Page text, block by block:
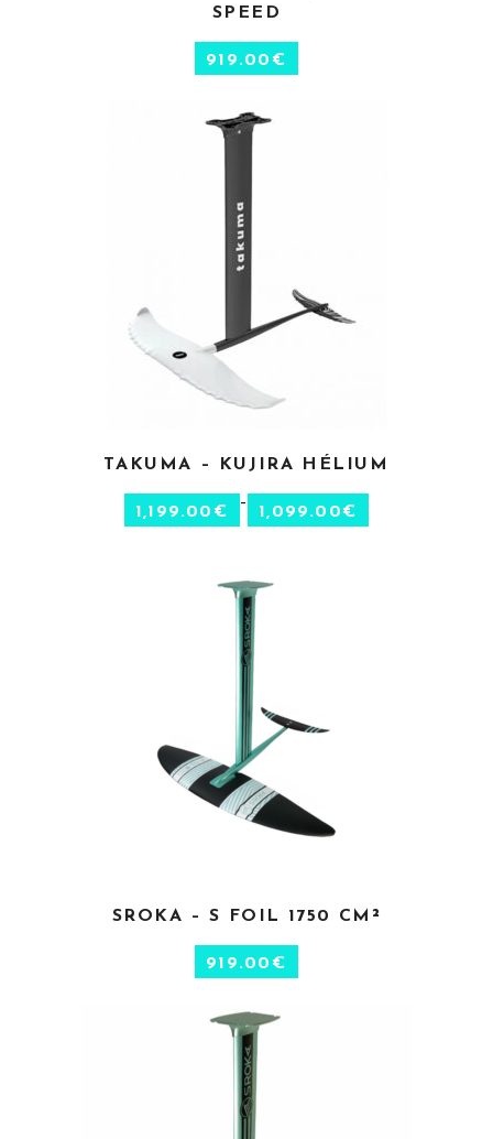
SPEED
919.00 €
CHOIX DES OPTIONS
TAKUMA – KUJIRA HÉLIUM
1,099.00€
–
1,199.00 €
CHOIX DES OPTIONS
SROKA – S FOIL 1750 CM²
919.00 €